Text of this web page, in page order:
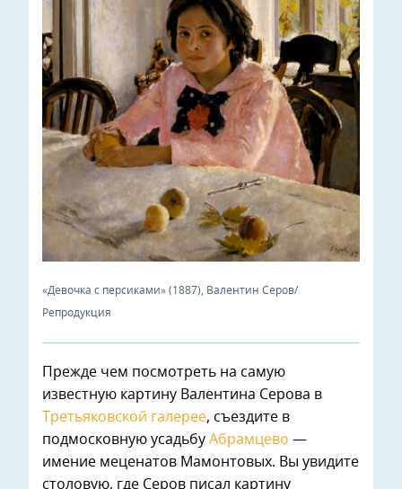
«Девочка с персиками» (1887), Валентин Серов/
Репродукция
Прежде чем посмотреть на самую
известную картину Валентина Серова в
Третьяковской галерее, съездите в
подмосковную усадьбу Абрамцево —
имение меценатов Мамонтовых. Вы увидите
столовую, где Серов писал картину